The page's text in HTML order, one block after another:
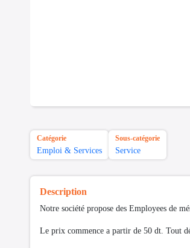
Catégorie
Emploi & Services
Sous-catégorie
Service
Description
Notre société propose des Employees de
Le prix commence a partir de 50 dt. Tout